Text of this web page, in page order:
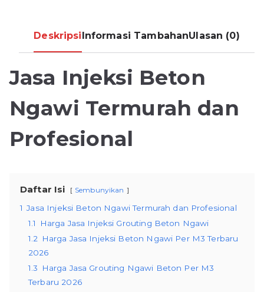
Deskripsi Informasi TambahanUlasan (0)
Jasa Injeksi Beton
Ngawi Termurah dan
Profesional
Daftar Isi Sembunyikan
1 Jasa Injeksi Beton Ngawi Termurah dan Profesional
1.1
Harga Jasa Injeksi Grouting Beton Ngawi
1.2 Harga Jasa Injeksi Beton Ngawi Per M3 Terbaru
2026
1.3
Harga Jasa Grouting Ngawi Beton Per M3
Terbaru 2026